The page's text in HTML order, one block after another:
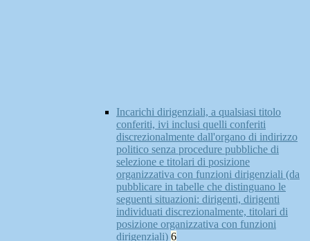
Incarichi dirigenziali, a qualsiasi titolo
conferiti, ivi inclusi quelli conferiti
discrezionalmente dall'organo di indirizzo
politico senza procedure pubbliche di
selezione e titolari di posizione
organizzativa con funzioni dirigenziali (da
pubblicare in tabelle che distinguano le
seguenti situazioni: dirigenti, dirigenti
individuati discrezionalmente, titolari di
posizione organizzativa con funzioni
dirigenziali) 6